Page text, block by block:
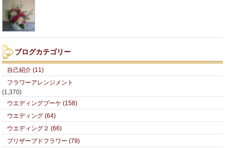
ブログカテゴリー
自己紹介 (11)
フラワーアレンジメント
(1,370)
ウエディングブーケ (158)
ウエディング (64)
ウエディング２ (66)
プリザーブドフラワー (79)